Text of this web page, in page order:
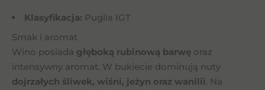
Klasyfikacja: Puglia IGT
Smak i aromat
Wino posiada głęboką rubinową barwę oraz
intensywny aromat. W bukiecie dominują nuty
dojrzałych śliwek, wiśni, jeżyn oraz wanilii. Na